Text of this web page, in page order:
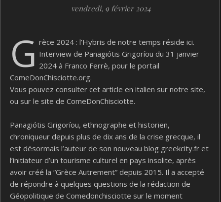
vendredi, 9 février 2024
G rèce 2024 : l’Hybris de notre temps réside ici.
Interview de Panagiótis Grigoríou du 31 janvier
2024 à Franco Ferrè, pour le portail
ComeDonChisciotte.org.
Vous pouvez consulter cet article en italien sur notre site,
ou sur le site de ComeDonChisciotte.
Panagiótis Grigoríou, ethnographe et historien,
chroniqueur depuis plus de dix ans de la crise grecque, il
est désormais l’auteur de son nouveau blog greekcity.fr et
l’initiateur d’un tourisme culturel en pays insolite, après
avoir créé la “Grèce Autrement” depuis 2015. Il a accepté
de répondre à quelques questions de la rédaction de
Géopolitique de Comedonchisciotte sur le moment